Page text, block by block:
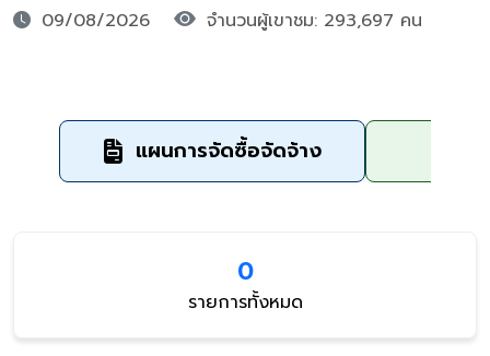
09/08/2026 จำนวนผู้เขาชม: 293,697 คน
แผนการจัดซื้อจัดจ้าง
0
รายการทั้งหมด